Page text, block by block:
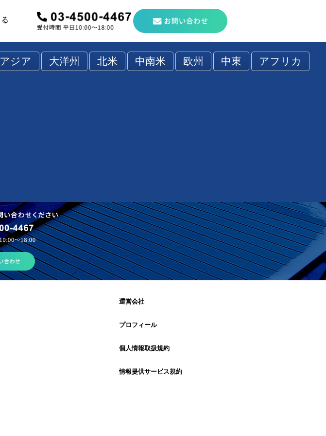
アジア 大洋州 北米 中南米 欧州 中東 アフリカ
運営会社
プロフィール
個人情報取扱規約
情報提供サービス規約